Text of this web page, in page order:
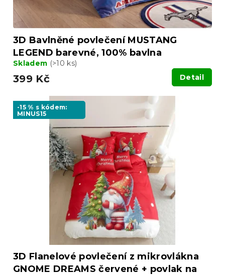
ů
3D Bavlněné povlečení MUSTANG
LEGEND barevné, 100% bavlna
Skladem (>10 ks)
399 Kč Detail
-15 % s kódem:
MINUS15
3D Flanelové povlečení z mikrovlákna
GNOME DREAMS červené + povlak na